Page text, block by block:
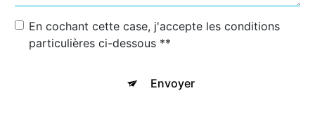
En cochant cette case, j'accepte les conditions
particulières ci-dessous **
Envoyer